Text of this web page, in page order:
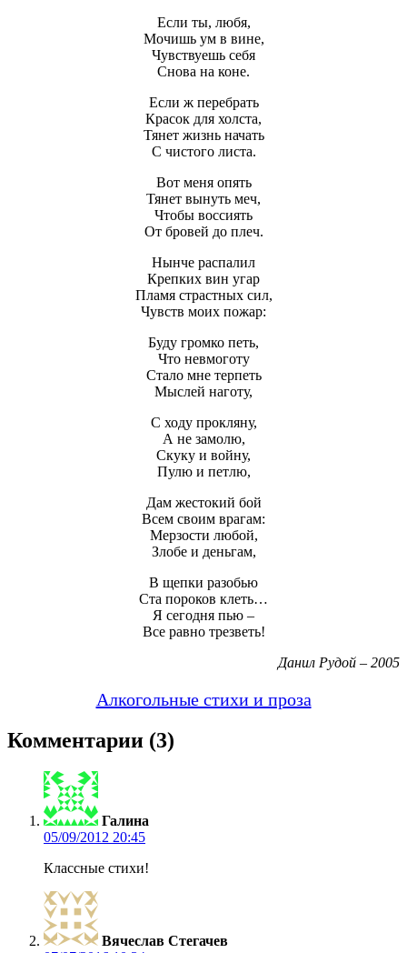
Если ты, любя,
Мочишь ум в вине,
Чувствуешь себя
Снова на коне.
Если ж перебрать
Красок для холста,
Тянет жизнь начать
С чистого листа.
Вот меня опять
Тянет вынуть меч,
Чтобы воссиять
От бровей до плеч.
Нынче распалил
Крепких вин угар
Пламя страстных сил,
Чувств моих пожар:
Буду громко петь,
Что невмоготу
Стало мне терпеть
Мыслей наготу,
С ходу прокляну,
А не замолю,
Скуку и войну,
Пулю и петлю,
Дам жестокий бой
Всем своим врагам:
Мерзости любой,
Злобе и деньгам,
В щепки разобью
Ста пороков клеть…
Я сегодня пью –
Все равно трезветь!
Данил Рудой – 2005
Алкогольные стихи и проза
Комментарии (3)
Галина
05/09/2012 20:45
Классные стихи!
Вячеслав Стегачев